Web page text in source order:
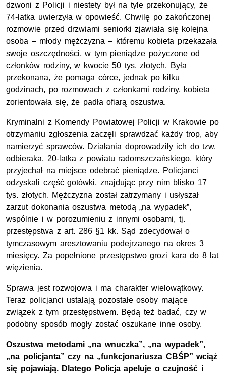
dzwoni z Policji i niestety był na tyle przekonujący, że
74-latka uwierzyła w opowieść. Chwilę po zakończonej
rozmowie przed drzwiami seniorki zjawiała się kolejna
osoba – młody mężczyzna – któremu kobieta przekazała
swoje oszczędności, w tym pieniądze pożyczone od
członków rodziny, w kwocie 50 tys. złotych. Była
przekonana, że pomaga córce, jednak po kilku
godzinach, po rozmowach z członkami rodziny, kobieta
zorientowała się, że padła ofiarą oszustwa.
Kryminalni z Komendy Powiatowej Policji w Krakowie po
otrzymaniu zgłoszenia zaczęli sprawdzać każdy trop, aby
namierzyć sprawców. Działania doprowadziły ich do tzw.
odbieraka, 20-latka z powiatu radomszczańskiego, który
przyjechał na miejsce odebrać pieniądze. Policjanci
odzyskali część gotówki, znajdując przy nim blisko 17
tys. złotych. Mężczyzna został zatrzymany i usłyszał
zarzut dokonania oszustwa metodą „na wypadek”,
wspólnie i w porozumieniu z innymi osobami, tj.
przestępstwa z art. 286 §1 kk. Sąd zdecydował o
tymczasowym aresztowaniu podejrzanego na okres 3
miesięcy. Za popełnione przestępstwo grozi kara do 8 lat
więzienia.
Sprawa jest rozwojowa i ma charakter wielowątkowy.
Teraz policjanci ustalają pozostałe osoby mające
związek z tym przestępstwem. Będą też badać, czy w
podobny sposób mogły zostać oszukane inne osoby.
Oszustwa metodami „na wnuczka”, „na wypadek”,
„na policjanta” czy na „funkcjonariusza CBŚP” wciąż
się pojawiają. Dlatego Policja apeluje o czujność i